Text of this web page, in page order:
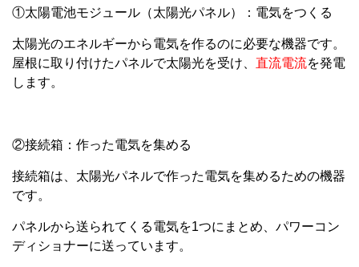
①太陽電池モジュール（太陽光パネル）：電気をつくる
太陽光のエネルギーから電気を作るのに必要な機器です。
屋根に取り付けたパネルで太陽光を受け、 直流電流を発電
します。
②接続箱：作った電気を集める
接続箱は、太陽光パネルで作った電気を集めるための機器
です。
パネルから送られてくる電気を1つにまとめ、パワーコン
ディショナーに送っています。